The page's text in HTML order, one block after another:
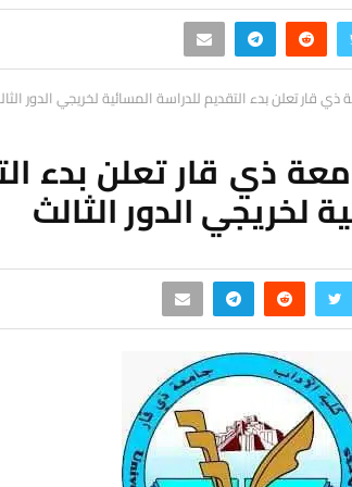
ذي قار تعلن بدء التقديم للدراسة المسائية لخريجي الدور
ذي قار تعلن بدء
لخريجي الدور الثالث